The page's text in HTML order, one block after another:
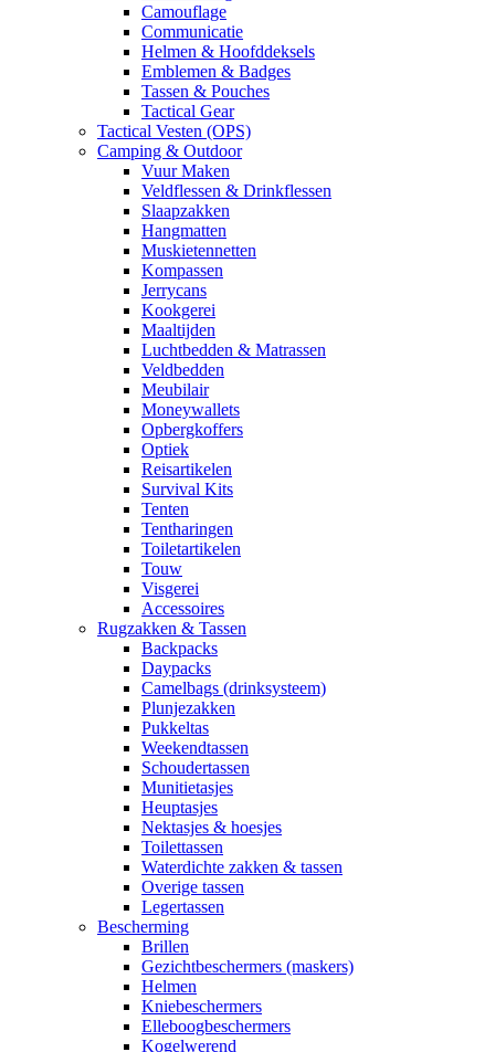
Camouflage
Communicatie
Helmen & Hoofddeksels
Emblemen & Badges
Tassen & Pouches
Tactical Gear
Tactical Vesten (OPS)
Camping & Outdoor
Vuur Maken
Veldflessen & Drinkflessen
Slaapzakken
Hangmatten
Muskietennetten
Kompassen
Jerrycans
Kookgerei
Maaltijden
Luchtbedden & Matrassen
Veldbedden
Meubilair
Moneywallets
Opbergkoffers
Optiek
Reisartikelen
Survival Kits
Tenten
Tentharingen
Toiletartikelen
Touw
Visgerei
Accessoires
Rugzakken & Tassen
Backpacks
Daypacks
Camelbags (drinksysteem)
Plunjezakken
Pukkeltas
Weekendtassen
Schoudertassen
Munitietasjes
Heuptasjes
Nektasjes & hoesjes
Toilettassen
Waterdichte zakken & tassen
Overige tassen
Legertassen
Bescherming
Brillen
Gezichtbeschermers (maskers)
Helmen
Kniebeschermers
Elleboogbeschermers
Kogelwerend